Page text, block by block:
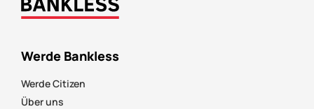
Werde Bankless
Werde Citizen
Über uns